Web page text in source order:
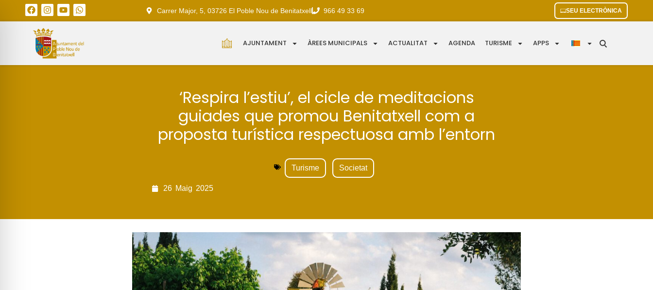
Carrer Major, 5, 03726 El Poble Nou de Benitatxell 966 49 33 69 SEU ELECTRÒNICA
AJUNTAMENT ÀREES MUNICIPALS ACTUALITAT AGENDA TURISME APPS
‘Respira l’estiu’, el cicle de meditacions
guiades que promou Benitatxell com a
proposta turística respectuosa amb l’entorn
Turisme Societat
26 Maig 2025